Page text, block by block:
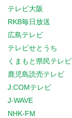
テレビ大阪
RKB毎日放送
広島テレビ
テレビせとうち
くまもと県民テレビ
鹿児島読売テレビ
J:COMテレビ
J-WAVE
NHK-FM